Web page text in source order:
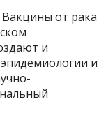
от рака
и
и